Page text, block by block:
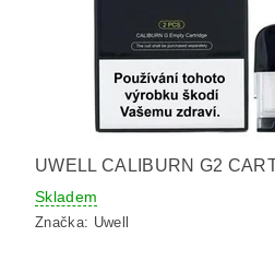
UWELL CALIBURN G2
Skladem
Značka: Uwell